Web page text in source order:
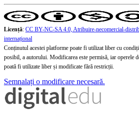
Licență: CC BY-NC-SA 4.0, Atribuire-necomercial-
internațional
Conținutul acestei platforme poate fi utilizat liber cu
posibil, a autorului. Modificarea este permisă, iar operele
poată fi utilizate liber și modificate fără restricții.
Semnalați o modificare necesară.